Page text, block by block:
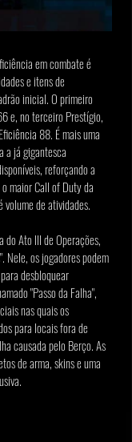
em combate é
e itens de
inicial. O primeiro
e, no terceiro Prestígio,
88. É mais uma
a já gigantesca
reforçando a
maior Call of Duty da
volume de atividades.
do Ato III de Operações,
Nele, os jogadores podem
desbloquear
"Passo da Falha",
nas quais os
para locais fora de
causada pelo Berço. As
de arma, skins e uma